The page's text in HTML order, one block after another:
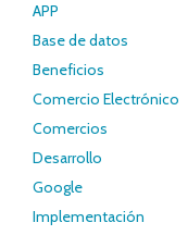
APP
Base de datos
Beneficios
Comercio Electrónico
Comercios
Desarrollo
Google
Implementación